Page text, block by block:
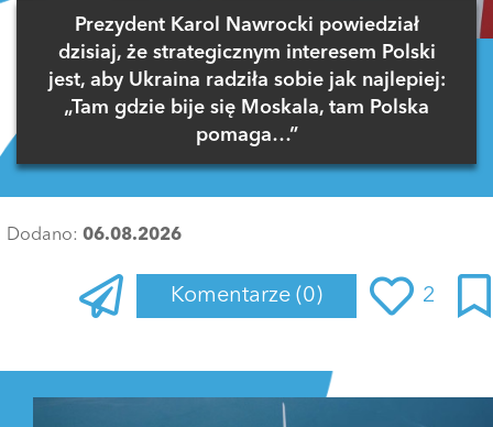
Prezydent Karol Nawrocki powiedział
dzisiaj, że strategicznym interesem Polski
jest, aby Ukraina radziła sobie jak najlepiej:
„Tam gdzie bije się Moskala, tam Polska
pomaga…”
Dodano: 06.08.2026
Komentarze (0) 2